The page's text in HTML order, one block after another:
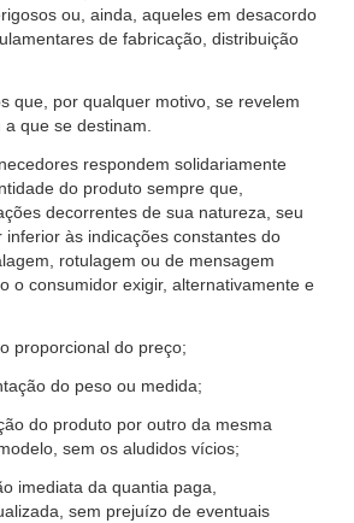
ou, ainda, aqueles em desacordo
de fabricação, distribuição
que, por qualquer motivo, se revelem
que se destinam.
respondem solidariamente
do produto sempre que,
decorrentes de sua natureza, seu
às indicações constantes do
rotulagem ou de mensagem
o consumidor exigir, alternativamente e
proporcional do preço;
do peso ou medida;
do produto por outro da mesma
sem os aludidos vícios;
imediata da quantia paga,
sem prejuízo de eventuais